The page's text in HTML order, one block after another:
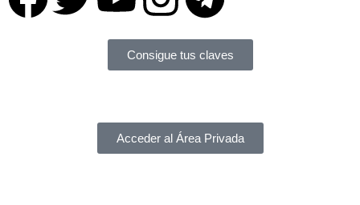
Consigue tus claves
Acceder al Área Privada